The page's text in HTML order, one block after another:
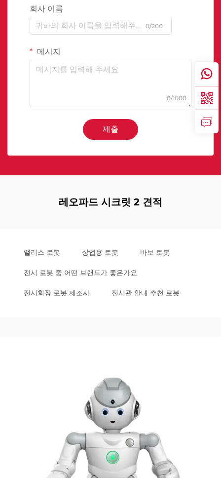
회사 이름
0/200
메시지
0/1000
제출
레오파드 시크릿 2 견적
앨리스 로봇 상업용 로봇 바보 로봇
전시 로봇 중 어떤 브랜드가 좋은가요
전시회장 로봇 제조사 전시관 안내 추천 로봇